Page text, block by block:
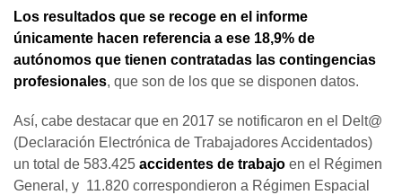
Los resultados que se recoge en el informe
únicamente hacen referencia a ese 18,9% de
autónomos que tienen contratadas las contingencias
profesionales, que son de los que se disponen datos.
Así, cabe destacar que en 2017 se notificaron en el Delt@
(Declaración Electrónica de Trabajadores Accidentados)
un total de 583.425 accidentes de trabajo en el Régimen
General, y 11.820 correspondieron a Régimen Espacial